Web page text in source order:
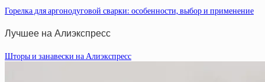
Горелка для аргонодуговой сварки: особенности, выбор и применение
Лучшее на Алиэкспресс
Шторы и занавески на Алиэкспресс